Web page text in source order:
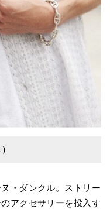
・ダンクル。ストリー
アクセサリーを投入す